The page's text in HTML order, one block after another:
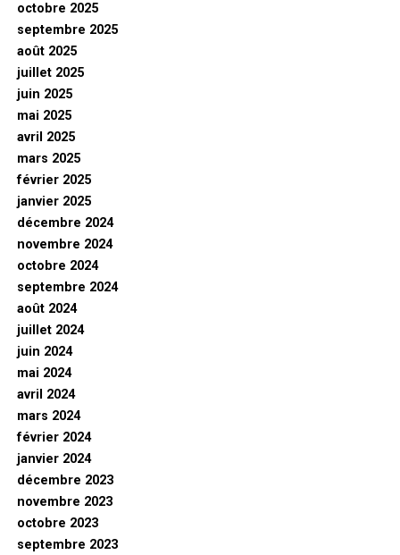
octobre 2025
septembre 2025
août 2025
juillet 2025
juin 2025
mai 2025
avril 2025
mars 2025
février 2025
janvier 2025
décembre 2024
novembre 2024
octobre 2024
septembre 2024
août 2024
juillet 2024
juin 2024
mai 2024
avril 2024
mars 2024
février 2024
janvier 2024
décembre 2023
novembre 2023
octobre 2023
septembre 2023